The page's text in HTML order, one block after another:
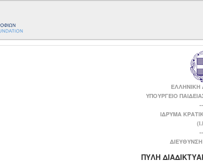
ΕΛΛΗΝΙΚΗ
ΥΠΟΥΡΓΕΙΟ
ΙΔΡΥΜΑ
ΠΥΛΗ